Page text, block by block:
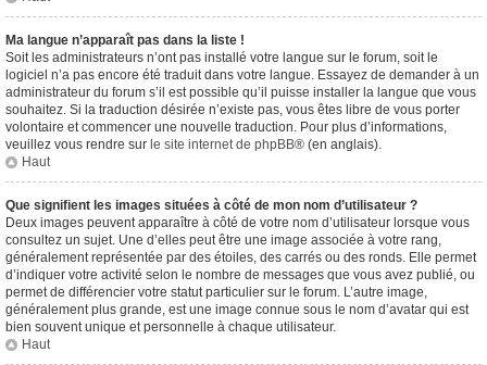
Ma langue n’apparaît pas dans la liste !
Soit les administrateurs n’ont pas installé votre langue sur le forum, soit le
logiciel n’a pas encore été traduit dans votre langue. Essayez de demander à un
administrateur du forum s’il est possible qu’il puisse installer la langue que vous
souhaitez. Si la traduction désirée n’existe pas, vous êtes libre de vous porter
volontaire et commencer une nouvelle traduction. Pour plus d’informations,
veuillez vous rendre sur le site internet de phpBB® (en anglais).
Haut
Que signifient les images situées à côté de mon nom d’utilisateur ?
Deux images peuvent apparaître à côté de votre nom d’utilisateur lorsque vous
consultez un sujet. Une d’elles peut être une image associée à votre rang,
généralement représentée par des étoiles, des carrés ou des ronds. Elle permet
d’indiquer votre activité selon le nombre de messages que vous avez publié, ou
permet de différencier votre statut particulier sur le forum. L’autre image,
généralement plus grande, est une image connue sous le nom d’avatar qui est
bien souvent unique et personnelle à chaque utilisateur.
Haut